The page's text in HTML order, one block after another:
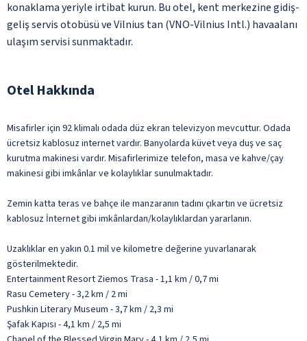
konaklama yeriyle irtibat kurun. Bu otel, kent merkezine gidiş-
geliş servis otobüsü ve Vilnius tan (VNO-Vilnius Intl.) havaalanı
ulaşım servisi sunmaktadır.
Otel Hakkında
Misafirler için 92 klimalı odada düz ekran televizyon mevcuttur. Odada
ücretsiz kablosuz internet vardır. Banyolarda küvet veya duş ve saç
kurutma makinesi vardır. Misafirlerimize telefon, masa ve kahve/çay
makinesi gibi imkânlar ve kolaylıklar sunulmaktadır.
Zemin katta teras ve bahçe ile manzaranın tadını çıkartın ve ücretsiz
kablosuz İnternet gibi imkânlardan/kolaylıklardan yararlanın.
Uzaklıklar en yakın 0.1 mil ve kilometre değerine yuvarlanarak
gösterilmektedir.
Entertainment Resort Ziemos Trasa - 1,1 km / 0,7 mi
Rasu Cemetery - 3,2 km / 2 mi
Pushkin Literary Museum - 3,7 km / 2,3 mi
Şafak Kapısı - 4,1 km / 2,5 mi